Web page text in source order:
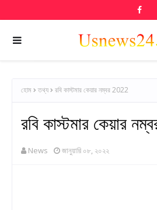
হোম তথ্য রবি কাস্টমার কেয়ার নম্বর 2022
রবি কাস্টমার কেয়ার
News জানুয়ারি ০৮, ২০২২